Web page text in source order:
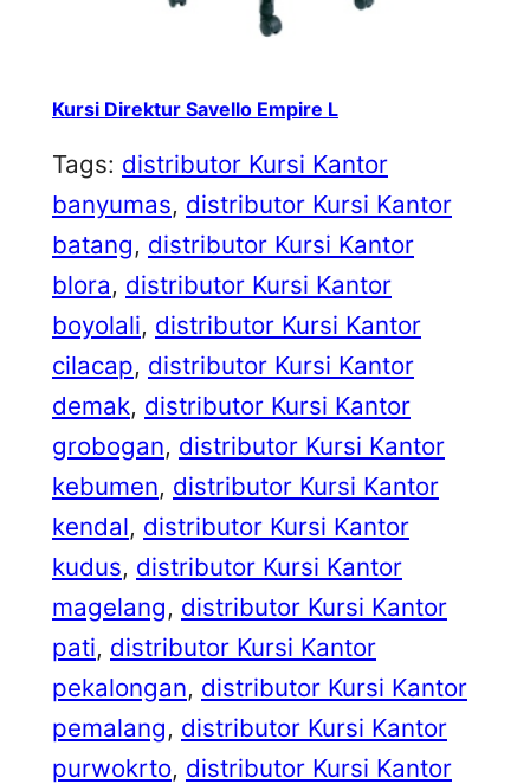
Kursi Direktur Savello Empire L
Tags: distributor Kursi Kantor
banyumas, distributor Kursi Kantor
batang, distributor Kursi Kantor
blora, distributor Kursi Kantor
boyolali, distributor Kursi Kantor
cilacap, distributor Kursi Kantor
demak, distributor Kursi Kantor
grobogan, distributor Kursi Kantor
kebumen, distributor Kursi Kantor
kendal, distributor Kursi Kantor
kudus, distributor Kursi Kantor
magelang, distributor Kursi Kantor
pati, distributor Kursi Kantor
pekalongan, distributor Kursi Kantor
pemalang, distributor Kursi Kantor
purwokrto, distributor Kursi Kantor